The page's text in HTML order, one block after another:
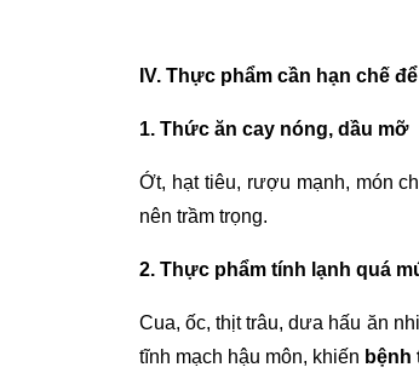
IV. Thực phẩm cần hạn chế
1. Thức ăn cay nóng, dầu mỡ
Ớt, hạt tiêu, rượu mạnh, món
nên trầm trọng.
2. Thực phẩm tính lạnh quá
Cua, ốc, thịt trâu, dưa hấu ăn
tĩnh mạch hậu môn, khiến bệnh